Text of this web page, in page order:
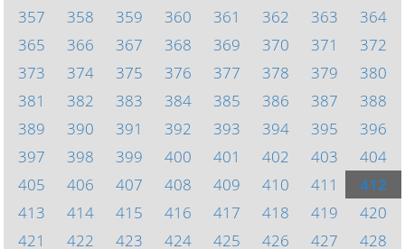
357
358 359 360 361 362 363
364
365
366 367 368 369 370 371
372
373
374 375 376 377 378 379
380
381
382 383 384 385 386 387
388
389
390 391 392 393 394 395
396
397
398 399 400 401 402 403
404
405
406 407 408 409 410 411
412
413
414 415 416 417 418 419
420
421
422 423 424 425 426 427 428